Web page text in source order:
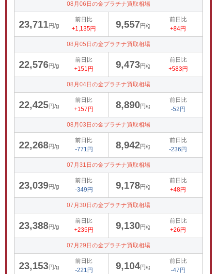
08月06日の金プラチナ買取相場
23,711円/g
前日比
+1,135円
9,557円/g
前日比
+84円
08月05日の金プラチナ買取相場
22,576円/g
前日比
+151円
9,473円/g
前日比
+583円
08月04日の金プラチナ買取相場
22,425円/g
前日比
+157円
8,890円/g
前日比
-52円
08月03日の金プラチナ買取相場
22,268円/g
前日比
-771円
8,942円/g
前日比
-236円
07月31日の金プラチナ買取相場
23,039円/g
前日比
-349円
9,178円/g
前日比
+48円
07月30日の金プラチナ買取相場
23,388円/g
前日比
+235円
9,130円/g
前日比
+26円
07月29日の金プラチナ買取相場
23,153円/g
前日比
-221円
9,104円/g
前日比
-47円